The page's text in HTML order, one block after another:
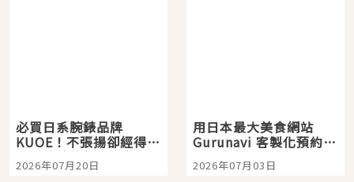
必買日系腕錶品牌
KUOE！不張揚卻經得起
時間洗鍊的經典之作五
選
2026年07月20日
用日本最大美食網站
Gurunavi 客製化預約九
大都市餐廳，打造專屬
美食體驗！
2026年07月03日